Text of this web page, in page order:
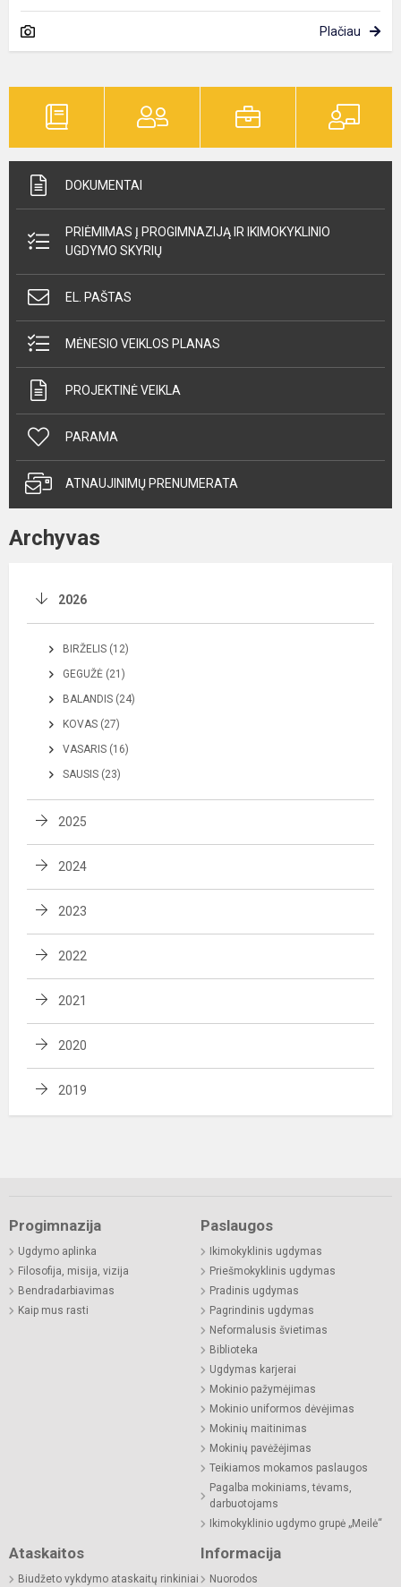
Plačiau
DOKUMENTAI
PRIĖMIMAS Į PROGIMNAZIJĄ IR IKIMOKYKLINIO
UGDYMO SKYRIŲ
EL. PAŠTAS
MĖNESIO VEIKLOS PLANAS
PROJEKTINĖ VEIKLA
PARAMA
ATNAUJINIMŲ PRENUMERATA
Archyvas
2026
BIRŽELIS (12)
GEGUŽĖ (21)
BALANDIS (24)
KOVAS (27)
VASARIS (16)
SAUSIS (23)
2025
2024
2023
2022
2021
2020
2019
Progimnazija
Ugdymo aplinka
Filosofija, misija, vizija
Bendradarbiavimas
Kaip mus rasti
Paslaugos
Ikimokyklinis ugdymas
Priešmokyklinis ugdymas
Pradinis ugdymas
Pagrindinis ugdymas
Neformalusis švietimas
Biblioteka
Ugdymas karjerai
Mokinio pažymėjimas
Mokinio uniformos dėvėjimas
Mokinių maitinimas
Mokinių pavėžėjimas
Teikiamos mokamos paslaugos
Pagalba mokiniams, tėvams,
darbuotojams
Ikimokyklinio ugdymo grupė „Meilė“
Ataskaitos
Biudžeto vykdymo ataskaitų rinkiniai
Informacija
Nuorodos